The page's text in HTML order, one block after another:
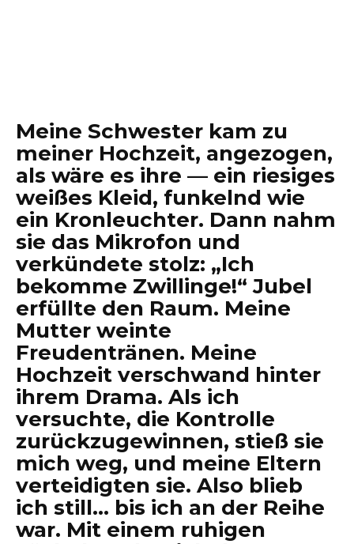
Meine Schwester kam zu
meiner Hochzeit, angezogen,
als wäre es ihre — ein riesiges
weißes Kleid, funkelnd wie
ein Kronleuchter. Dann nahm
sie das Mikrofon und
verkündete stolz: „Ich
bekomme Zwillinge!“ Jubel
erfüllte den Raum. Meine
Mutter weinte
Freudentränen. Meine
Hochzeit verschwand hinter
ihrem Drama. Als ich
versuchte, die Kontrolle
zurückzugewinnen, stieß sie
mich weg, und meine Eltern
verteidigten sie. Also blieb
ich still… bis ich an der Reihe
war. Mit einem ruhigen